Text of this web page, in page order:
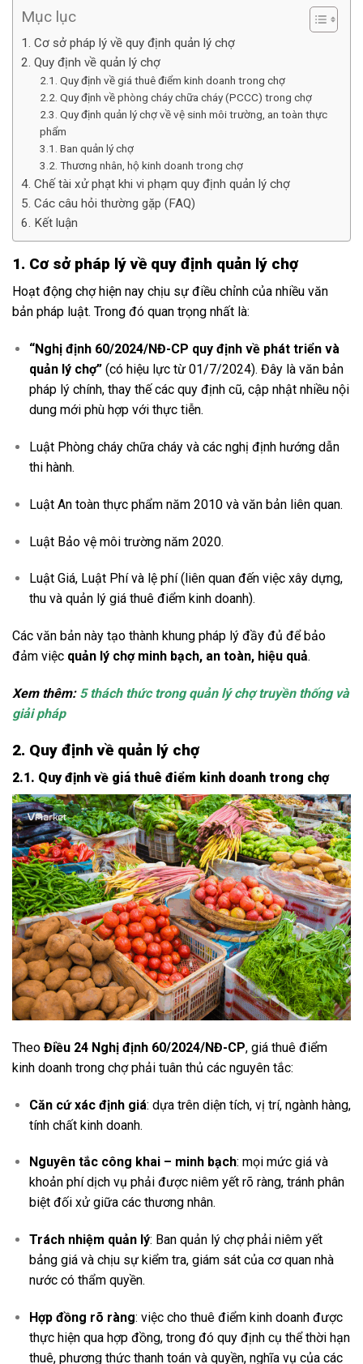
Mục lục
1. Cơ sở pháp lý về quy định quản lý chợ
2. Quy định về quản lý chợ
2.1. Quy định về giá thuê điểm kinh doanh trong chợ
2.2. Quy định về phòng cháy chữa cháy (PCCC) trong chợ
2.3. Quy định quản lý chợ về vệ sinh môi trường, an toàn thực
phẩm
3.1. Ban quản lý chợ
3.2. Thương nhân, hộ kinh doanh trong chợ
4. Chế tài xử phạt khi vi phạm quy định quản lý chợ
5. Các câu hỏi thường gặp (FAQ)
6. Kết luận
1. Cơ sở pháp lý về quy định quản lý chợ
Hoạt động chợ hiện nay chịu sự điều chỉnh của nhiều văn
bản pháp luật. Trong đó quan trọng nhất là:
“Nghị định 60/2024/NĐ-CP quy định về phát triển và
quản lý chợ”(có hiệu lực từ 01/7/2024). Đây là văn bản
pháp lý chính, thay thế các quy định cũ, cập nhật nhiều nội
dung mới phù hợp với thực tiễn.
Luật Phòng cháy chữa cháy và các nghị định hướng dẫn
thi hành.
Luật An toàn thực phẩm năm 2010 và văn bản liên quan.
Luật Bảo vệ môi trường năm 2020.
Luật Giá, Luật Phí và lệ phí (liên quan đến việc xây dựng,
thu và quản lý giá thuê điểm kinh doanh).
Các văn bản này tạo thành khung pháp lý đầy đủ để bảo
đảm việc quản lý chợ minh bạch, an toàn, hiệu quả.
Xem thêm: 5 thách thức trong quản lý chợ truyền thống và
giải pháp
2. Quy định về quản lý chợ
2.1. Quy định về giá thuê điểm kinh doanh trong chợ
Theo Điều 24 Nghị định 60/2024/NĐ-CP, giá thuê điểm
kinh doanh trong chợ phải tuân thủ các nguyên tắc:
Căn cứ xác định giá: dựa trên diện tích, vị trí, ngành hàng,
tính chất kinh doanh.
Nguyên tắc công khai – minh bạch: mọi mức giá và
khoản phí dịch vụ phải được niêm yết rõ ràng, tránh phân
biệt đối xử giữa các thương nhân.
Trách nhiệm quản lý: Ban quản lý chợ phải niêm yết
bảng giá và chịu sự kiểm tra, giám sát của cơ quan nhà
nước có thẩm quyền.
Hợp đồng rõ ràng: việc cho thuê điểm kinh doanh được
thực hiện qua hợp đồng, trong đó quy định cụ thể thời hạn
thuê, phương thức thanh toán và quyền, nghĩa vụ của các